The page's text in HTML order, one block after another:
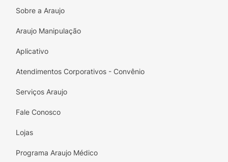
Sobre a Araujo
Araujo Manipulação
Aplicativo
Atendimentos Corporativos - Convênio
Serviços Araujo
Fale Conosco
Lojas
Programa Araujo Médico